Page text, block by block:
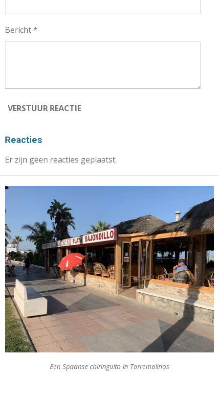
Bericht *
VERSTUUR REACTIE
Reacties
Er zijn geen reacties geplaatst.
Een Spaanse chiringuito in Torremolinos